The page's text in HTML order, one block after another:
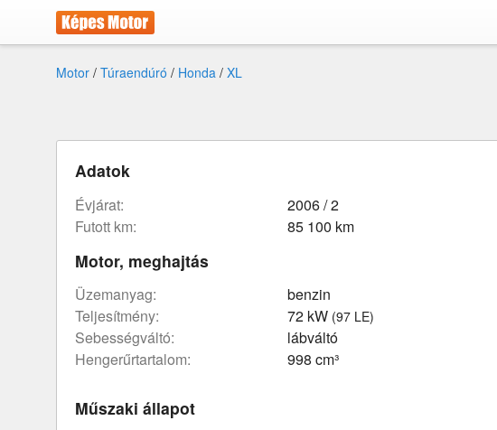
Motor / Túraendúró / Honda / XL
Adatok
évjárat:
2006 / 2
futott km:
85 100 km
Motor, meghajtás
üzemanyag:
benzin
teljesítmény:
72 kW (97 LE)
sebességváltó:
lábváltó
hengerűrtartalom:
998 cm³
Műszaki állapot